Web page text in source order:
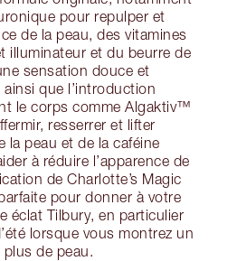
pour repulper et
de la peau, des vitamines
illuminateur et du beurre de
sensation douce et
que l’introduction
le corps comme Algaktiv™
resserrer et lifter
la peau et de la caféine
à réduire l’apparence de
de Charlotte’s Magic
pour donner à votre
éclat Tilbury, en particulier
lorsque vous montrez un
plus de peau.